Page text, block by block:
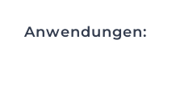
Anwendungen: